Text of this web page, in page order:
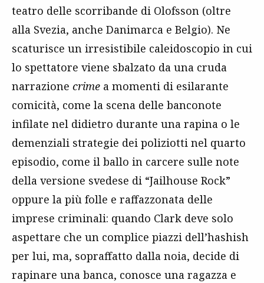
teatro delle scorribande di Olofsson (oltre
alla Svezia, anche Danimarca e Belgio). Ne
scaturisce un irresistibile caleidoscopio in cui
lo spettatore viene sbalzato da una cruda
narrazione crime a momenti di esilarante
comicità, come la scena delle banconote
infilate nel didietro durante una rapina o le
demenziali strategie dei poliziotti nel quarto
episodio, come il ballo in carcere sulle note
della versione svedese di “Jailhouse Rock”
oppure la più folle e raffazzonata delle
imprese criminali: quando Clark deve solo
aspettare che un complice piazzi dell’hashish
per lui, ma, sopraffatto dalla noia, decide di
rapinare una banca, conosce una ragazza e